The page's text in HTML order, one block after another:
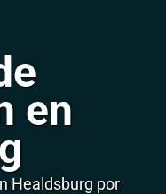
en
Healdsburg por